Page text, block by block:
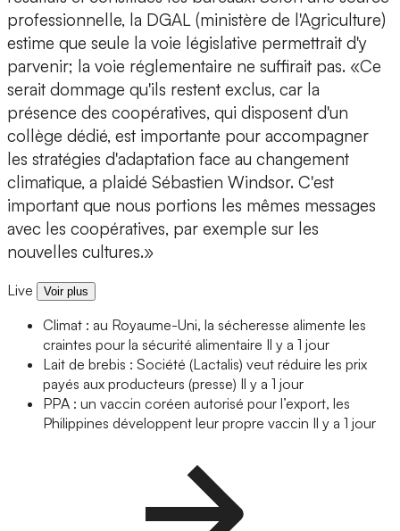
professionnelle, la DGAL (ministère de l'Agriculture)
estime que seule la voie législative permettrait d'y
parvenir; la voie réglementaire ne suffirait pas. «Ce
serait dommage qu'ils restent exclus, car la
présence des coopératives, qui disposent d'un
collège dédié, est importante pour accompagner
les stratégies d'adaptation face au changement
climatique, a plaidé Sébastien Windsor. C'est
important que nous portions les mêmes messages
avec les coopératives, par exemple sur les
nouvelles cultures.»
Live Voir plus
Climat : au Royaume-Uni, la sécheresse alimente les
craintes pour la sécurité alimentaire Il y a 1 jour
Lait de brebis : Société (Lactalis) veut réduire les prix
payés aux producteurs (presse) Il y a 1 jour
PPA : un vaccin coréen autorisé pour l’export, les
Philippines développent leur propre vaccin Il y a 1 jour